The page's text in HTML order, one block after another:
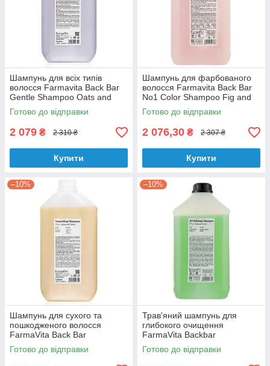
Шампунь для всіх типів
волосся Farmavita Back Bar
Gentle Shampoo Oats and
Lavender № 3 5000 мл
Готово до відправки
2 079 ₴ 2 310 ₴
Купити
Шампунь для фарбованого
волосся Farmavita Back Bar
No1 Color Shampoo Fig and
Almond 5000 мл
Готово до відправки
2 076,30 ₴ 2 307 ₴
Купити
–10%
Шампунь для сухого та
пошкодженого волосся
FarmaVita Back Bar
Nourishing Shampoo N°02
Argan and Honey 5000 мл
Готово до відправки
–10%
Трав'яний шампунь для
глибокого очищення
FarmaVita Backbar
Revitalizing Shampoo №04
Natural Herbs 5000 мл
Готово до відправки